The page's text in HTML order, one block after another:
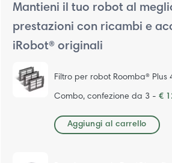
Mantieni il tuo robot al
prestazioni con ricambi e
iRobot® originali
Filtro per robot Roomba® Plus
Combo, confezione da 3 - €
Aggiungi al carrello